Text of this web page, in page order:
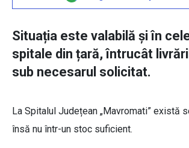
Situația este valabilă și în
spitale din țară, întrucât
sub necesarul solicitat.
La Spitalul Județean „Mavromati” există
însă nu într-un stoc suficient.